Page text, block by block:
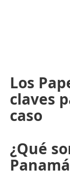
Los
claves
caso
¿Qué